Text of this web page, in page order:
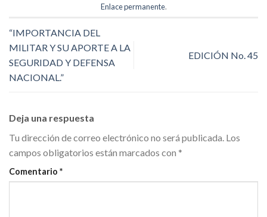
Enlace permanente.
“IMPORTANCIA DEL
MILITAR Y SU APORTE A LA
SEGURIDAD Y DEFENSA
NACIONAL.”
EDICIÓN No. 45
Deja una respuesta
Tu dirección de correo electrónico no será publicada. Los
campos obligatorios están marcados con *
Comentario *